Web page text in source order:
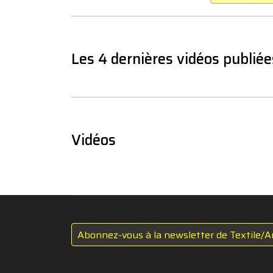
Les 4 dernières vidéos
Vidéos
Abonnez-vous à la newsletter de Textile/